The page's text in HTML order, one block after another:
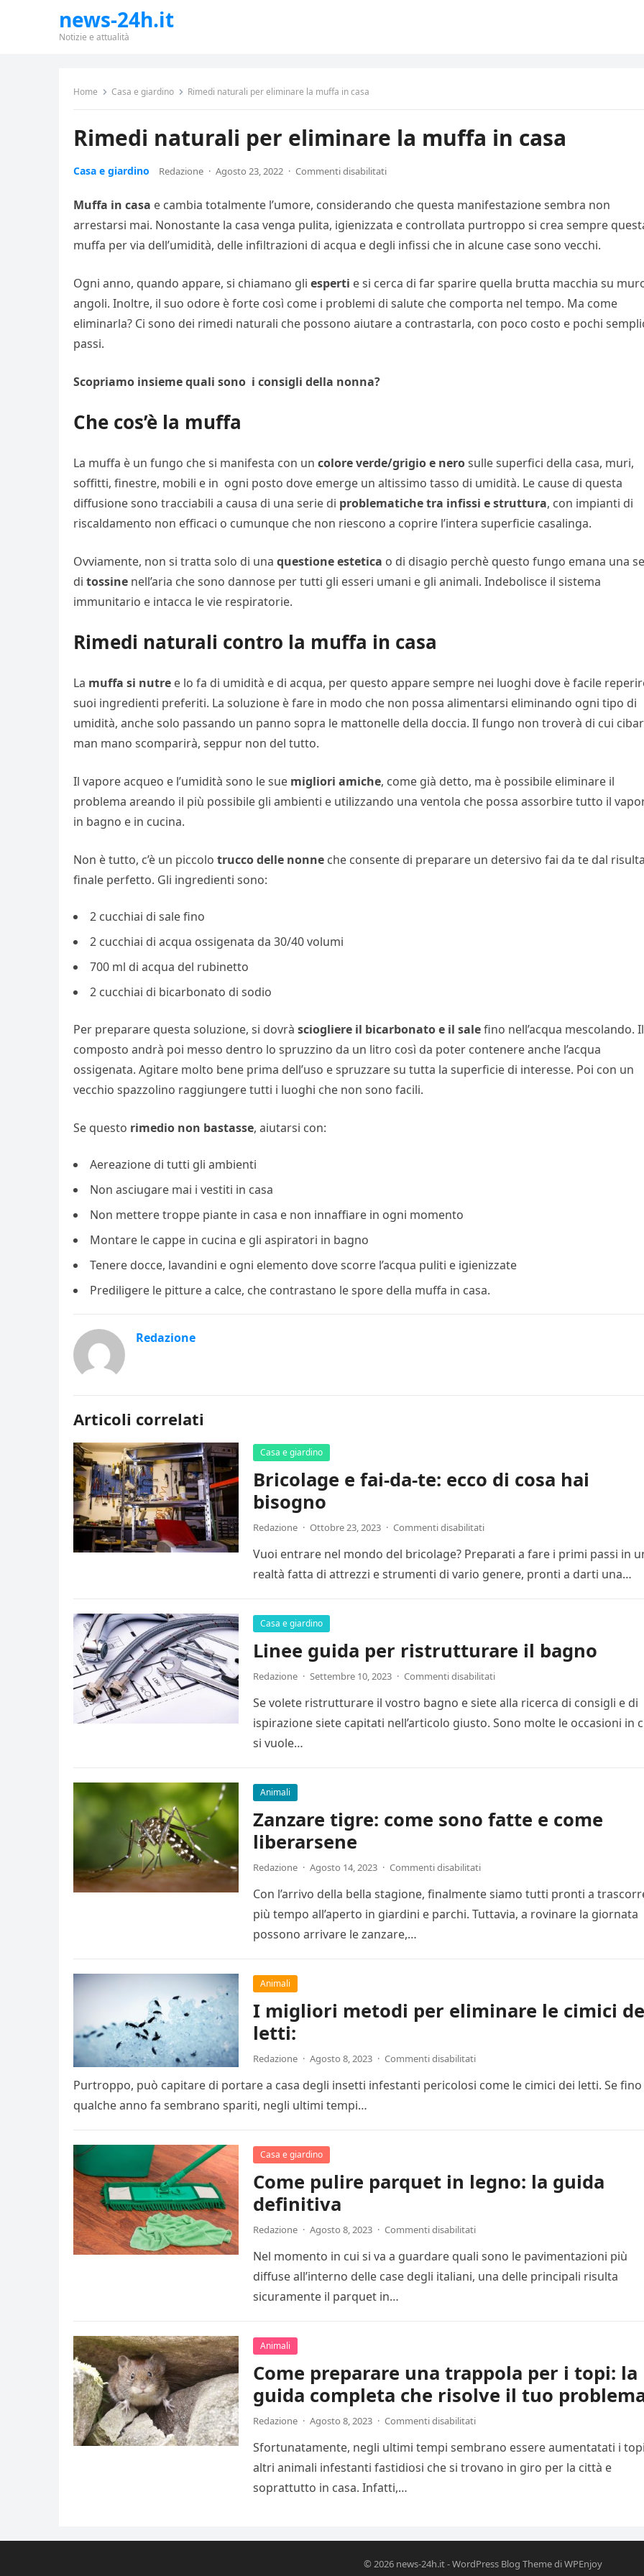
news-24h.it
Notizie e attualità
Home Casa e giardino Rimedi naturali per eliminare la muffa in casa
Rimedi naturali per eliminare la muffa in casa
Casa e giardino Redazione · Agosto 23, 2022 · Commenti disabilitati
Muffa in casa e cambia totalmente l’umore, considerando che questa manifestazione sembra non
arrestarsi mai. Nonostante la casa venga pulita, igienizzata e controllata purtroppo si crea sempre
muffa per via dell’umidità, delle infiltrazioni di acqua e degli infissi che in alcune case sono vecchi.
Ogni anno, quando appare, si chiamano gli esperti e si cerca di far sparire quella brutta macchia su
angoli. Inoltre, il suo odore è forte così come i problemi di salute che comporta nel tempo. Ma come
eliminarla? Ci sono dei rimedi naturali che possono aiutare a contrastarla, con poco costo e pochi
passi.
Scopriamo insieme quali sono i consigli della nonna?
Che cos’è la muffa
La muffa è un fungo che si manifesta con un colore verde/grigio e nerosulle superfici della casa, muri,
soffitti, finestre, mobili e in ogni posto dove emerge un altissimo tasso di umidità. Le cause di questa
diffusione sono tracciabili a causa di una serie di problematiche tra infissi e struttura, con impianti di
riscaldamento non efficaci o cumunque che non riescono a coprire l’intera superficie casalinga.
Ovviamente, non si tratta solo di una questione estetica o di disagio perchè questo fungo emana una
di tossine nell’aria che sono dannose per tutti gli esseri umani e gli animali. Indebolisce il sistema
immunitario e intacca le vie respiratorie.
Rimedi naturali contro la muffa in casa
La muffa si nutre e lo fa di umidità e di acqua, per questo appare sempre nei luoghi dove è facile
suoi ingredienti preferiti. La soluzione è fare in modo che non possa alimentarsi eliminando ogni tipo di
umidità, anche solo passando un panno sopra le mattonelle della doccia. Il fungo non troverà di cui
man mano scomparirà, seppur non del tutto.
Il vapore acqueo e l’umidità sono le sue migliori amiche, come già detto, ma è possibile eliminare il
problema areando il più possibile gli ambienti e utilizzando una ventola che possa assorbire tutto il
in bagno e in cucina.
Non è tutto, c’è un piccolo trucco delle nonne che consente di preparare un detersivo fai da te dal
finale perfetto. Gli ingredienti sono:
2 cucchiai di sale fino
2 cucchiai di acqua ossigenata da 30/40 volumi
700 ml di acqua del rubinetto
2 cucchiai di bicarbonato di sodio
Per preparare questa soluzione, si dovrà sciogliere il bicarbonato e il salefino nell’acqua mescolando. Il
composto andrà poi messo dentro lo spruzzino da un litro così da poter contenere anche l’acqua
ossigenata. Agitare molto bene prima dell’uso e spruzzare su tutta la superficie di interesse. Poi con un
vecchio spazzolino raggiungere tutti i luoghi che non sono facili.
Se questo rimedio non bastasse, aiutarsi con:
Aereazione di tutti gli ambienti
Non asciugare mai i vestiti in casa
Non mettere troppe piante in casa e non innaffiare in ogni momento
Montare le cappe in cucina e gli aspiratori in bagno
Tenere docce, lavandini e ogni elemento dove scorre l’acqua puliti e igienizzate
Prediligere le pitture a calce, che contrastano le spore della muffa in casa.
Redazione
Articoli correlati
Casa e giardino
Bricolage e fai-da-te: ecco di cosa hai
bisogno
Redazione · Ottobre 23, 2023 · Commenti disabilitati
Vuoi entrare nel mondo del bricolage? Preparati a fare i primi passi in
realtà fatta di attrezzi e strumenti di vario genere, pronti a darti una…
Casa e giardino
Linee guida per ristrutturare il bagno
Redazione · Settembre 10, 2023 · Commenti disabilitati
Se volete ristrutturare il vostro bagno e siete alla ricerca di consigli e di
ispirazione siete capitati nell’articolo giusto. Sono molte le occasioni in
si vuole…
Animali
Zanzare tigre: come sono fatte e come
liberarsene
Redazione · Agosto 14, 2023 · Commenti disabilitati
Con l’arrivo della bella stagione, finalmente siamo tutti pronti a
più tempo all’aperto in giardini e parchi. Tuttavia, a rovinare la giornata
possono arrivare le zanzare,…
Animali
I migliori metodi per eliminare le cimici
letti:
Redazione · Agosto 8, 2023 · Commenti disabilitati
Purtroppo, può capitare di portare a casa degli insetti infestanti pericolosi come le cimici dei letti. Se fino
qualche anno fa sembrano spariti, negli ultimi tempi…
Casa e giardino
Come pulire parquet in legno: la guida
definitiva
Redazione · Agosto 8, 2023 · Commenti disabilitati
Nel momento in cui si va a guardare quali sono le pavimentazioni più
diffuse all’interno delle case degli italiani, una delle principali risulta
sicuramente il parquet in…
Animali
Come preparare una trappola per i topi: la
guida completa che risolve il tuo
Redazione · Agosto 8, 2023 · Commenti disabilitati
Sfortunatamente, negli ultimi tempi sembrano essere aumentatati i
altri animali infestanti fastidiosi che si trovano in giro per la città e
soprattutto in casa. Infatti,…
© 2026 news-24h.it-WordPress Blog ThemediWPEnjoy